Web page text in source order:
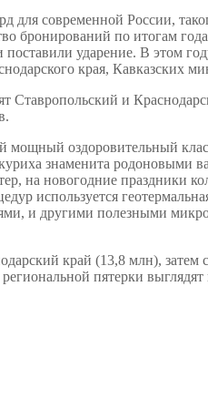
для современной России,
бронирований по итогам
ударение. В этом
края, Кавказских
Ставропольский и
оздоровительный
знаменита родоновыми
на новогодние праздники
используется
другими полезными
край (13,8 млн),
пятерки